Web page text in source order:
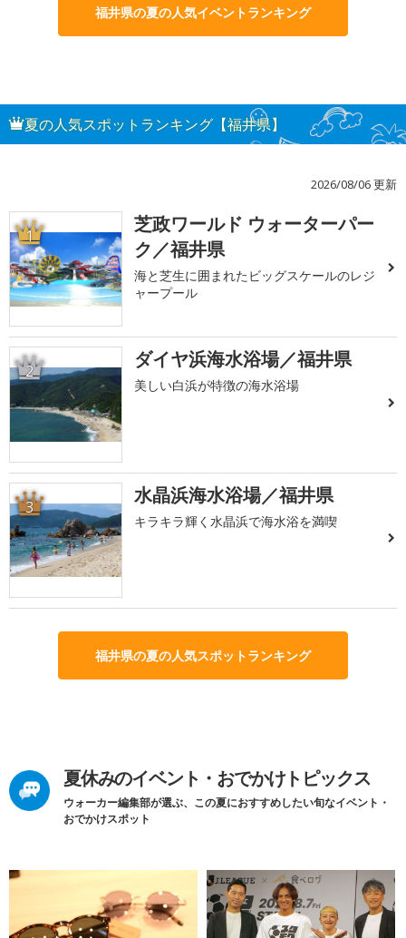
福井県の夏の人気イベントランキング
夏の人気スポットランキング【福井県】
2026/08/06 更新
1
芝政ワールド ウォーターパー
ク／福井県
海と芝生に囲まれたビッグスケールのレジ
ャープール
2 ダイヤ浜海水浴場／福井県
美しい白浜が特徴の海水浴場
3 水晶浜海水浴場／福井県
キラキラ輝く水晶浜で海水浴を満喫
福井県の夏の人気スポットランキング
夏休みのイベント・おでかけトピックス
ウォーカー編集部が選ぶ、この夏におすすめしたい旬なイベント・
おでかけスポット